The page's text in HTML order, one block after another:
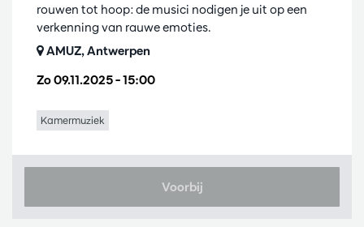
Zo 09.11.2025– 15:00
rouwen tot hoop: de musici nodigen je uit op een
verkenning van rauwe emoties.
AMUZ, Antwerpen
Kamermuziek
Voorbij